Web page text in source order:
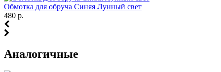
Обмотка для обруча Синяя Лунный свет
480 р.
Аналогичные